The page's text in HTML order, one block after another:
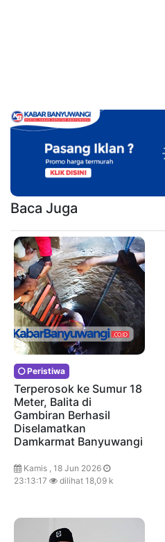
Baca Juga
Peristiwa
Terperosok ke Sumur 18
Meter, Balita di
Gambiran Berhasil
Diselamatkan
Damkarmat Banyuwangi
Kamis , 18 Jun 2026
23:13:17
dilihat 18,09 k